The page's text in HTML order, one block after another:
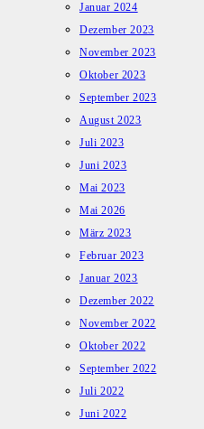
Januar 2024
Dezember 2023
November 2023
Oktober 2023
September 2023
August 2023
Juli 2023
Juni 2023
Mai 2023
Mai 2026
März 2023
Februar 2023
Januar 2023
Dezember 2022
November 2022
Oktober 2022
September 2022
Juli 2022
Juni 2022